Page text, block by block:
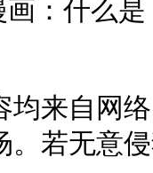
均来自网
。若无意